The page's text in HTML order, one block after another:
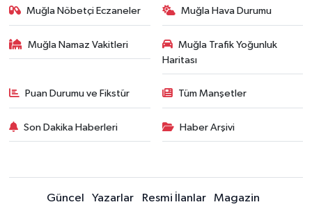
Muğla Nöbetçi Eczaneler Muğla Hava Durumu
Muğla Namaz Vakitleri
Muğla Trafik Yoğunluk
Haritası
Puan Durumu ve Fikstür Tüm Manşetler
Son Dakika Haberleri Haber Arşivi
Güncel Yazarlar Resmi İlanlar
Magazin